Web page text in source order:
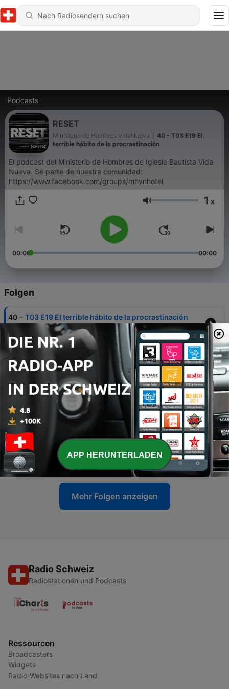
Podcasts
RESET
Ministerio de Hombres VidaNueva
40 - T03 E19 El
terrible hábito de la procrastinación
El podcast del Ministerio de Hombres de Iglesia Bautista Vida
Nueva. Sé parte de nuestra comunidad:
https://www.facebook.com/groups/mhvnhotel
Lautstärke 1 x
00:00 00:00
Folgen
40 - T03 E19 El terrible hábito de la procrastinación
10 Apr. 2024
39 - T03 E18: ¿Los Hobbies o Dios?
06 Apr. 2024
38 - T03 E17 El Caso de los Vicios parte 2
18 Mär. 2024
37 - T03 E16: El Caso de los vicios parte 1
11 Mär. 2024
- T03 E15: Diciembre y sus tentaciones: Finanzas
21 Dez. 2023
Mehr Folgen anzeigen
Radio Schweiz
Radiostationen und Podcasts
Ressourcen
Broadcasters
Widgets
Radio-Websites nach Land
APP HERUNTERLADEN